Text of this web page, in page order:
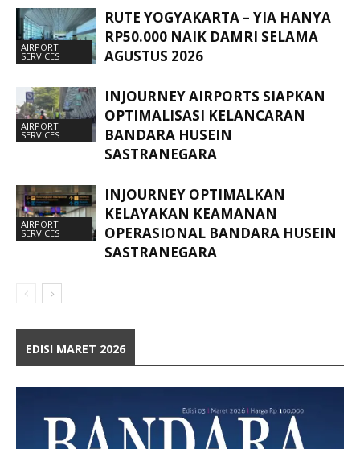
AIRPORT
SERVICES
RUTE YOGYAKARTA – YIA HANYA
RP50.000 NAIK DAMRI SELAMA
AGUSTUS 2026
AIRPORT
SERVICES
INJOURNEY AIRPORTS SIAPKAN
OPTIMALISASI KELANCARAN
BANDARA HUSEIN
SASTRANEGARA
AIRPORT
SERVICES
INJOURNEY OPTIMALKAN
KELAYAKAN KEAMANAN
OPERASIONAL BANDARA HUSEIN
SASTRANEGARA
EDISI MARET 2026